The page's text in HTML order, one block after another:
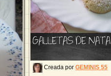
GALLETAS DE NATA
Creada por GEMINIS 55